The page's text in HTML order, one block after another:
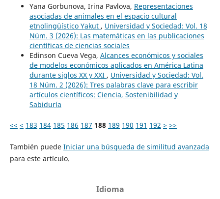
Yana Gorbunova, Irina Pavlova, Representaciones
asociadas de animales en el espacio cultural
etnolingüístico Yakut , Universidad y Sociedad: Vol. 18
Núm. 3 (2026): Las matemáticas en las publicaciones
científicas de ciencias sociales
Edinson Cueva Vega, Alcances económicos y sociales
de modelos económicos aplicados en América Latina
durante siglos XX y XXI , Universidad y Sociedad: Vol.
18 Núm. 2 (2026): Tres palabras clave para escribir
artículos científicos: Ciencia, Sostenibilidad y
Sabiduría
<< < 183 184 185 186 187 188 189 190 191 192 > >>
También puede Iniciar una búsqueda de similitud avanzada
para este artículo.
Idioma